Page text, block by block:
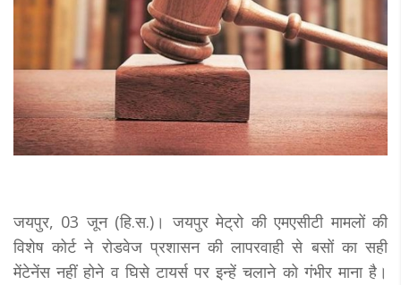
जयपुर, 03 जून (हि.स.)। जयपुर मेट्रो की एमएसीटी मामलों की
विशेष कोर्ट ने रोडवेज प्रशासन की लापरवाही से बसों का सही
मेंटेनेंस नहीं होने व घिसे टायर्स पर इन्हें चलाने को गंभीर माना है।